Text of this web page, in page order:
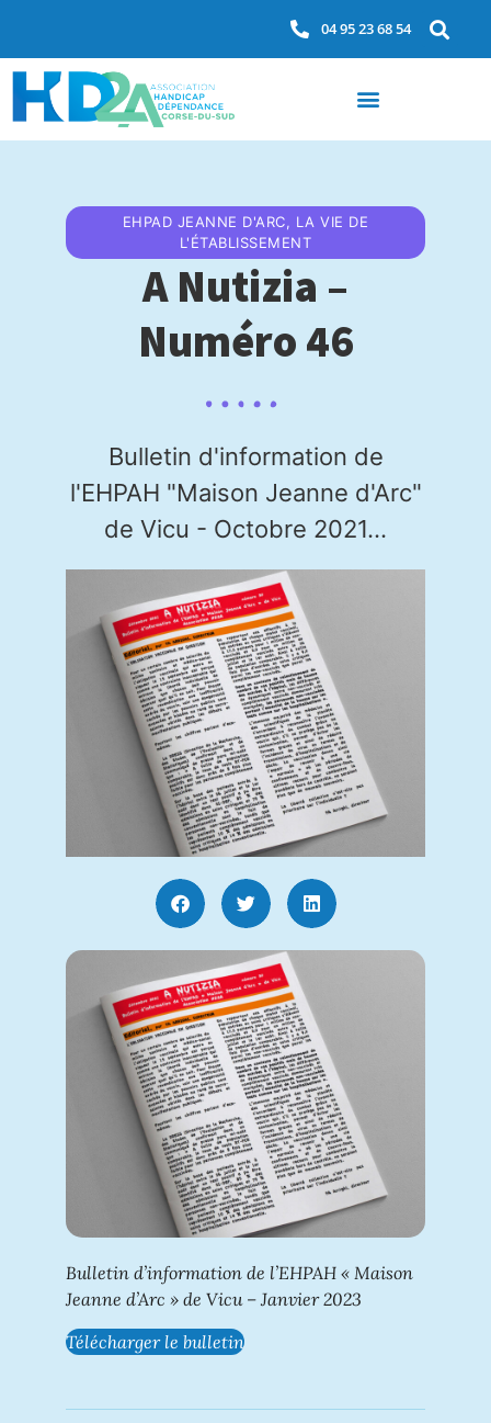
04 95 23 68 54
EHPAD JEANNE D'ARC, LA VIE DE
L'ÉTABLISSEMENT
A Nutizia –
Numéro 46
Bulletin d'information de
l'EHPAH "Maison Jeanne d'Arc"
de Vicu - Octobre 2021...
Bulletin d’information de l’EHPAH « Maison
Jeanne d’Arc » de Vicu – Janvier 2023
Télécharger le bulletin